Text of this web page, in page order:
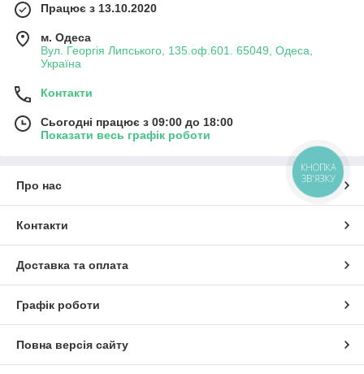
Працює з 13.10.2020
м. Одеса
Вул. Георгія Липського, 135.оф.601. 65049, Одеса,
Україна
Контакти
Сьогодні працює з 09:00 до 18:00
Показати весь графік роботи
Про нас
Контакти
Доставка та оплата
Графік роботи
Повна версія сайту
КНОПКА
ЗВ'ЯЗКУ